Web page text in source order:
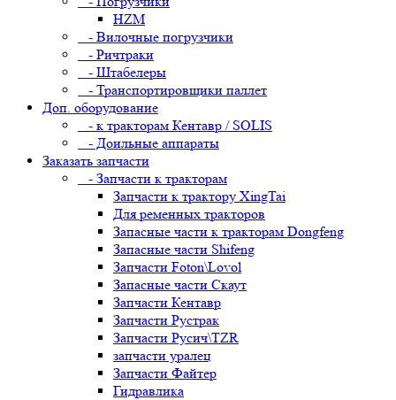
HZM
- Вилочные погрузчики
- Ричтраки
- Штабелеры
- Транспортировщики паллет
Доп. оборудование
- к тракторам Кентавр / SOLIS
- Доильные аппараты
Заказать запчасти
- Запчасти к тракторам
Запчасти к трактору XingTai
Для ременных тракторов
Запасные части к тракторам Dongfeng
Запасные части Shifeng
Запчасти Foton\Lovol
Запасные части Скаут
Запчасти Кентавр
Запчасти Рустрак
Запчасти Русич\TZR
запчасти уралец
Запчасти Файтер
Гидравлика